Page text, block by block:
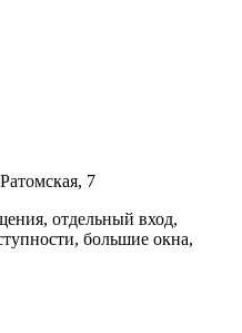
7
отдельный вход,
большие окна,